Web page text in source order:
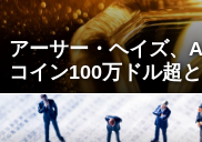
アーサー・ヘイズ、
コイン100万ドル超